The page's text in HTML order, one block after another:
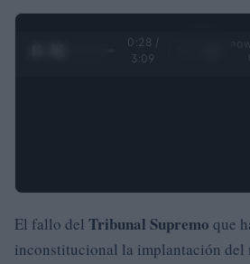
0:29 /
3:09
El fallo del Tribunal Supremo que
inconstitucional la implantación del